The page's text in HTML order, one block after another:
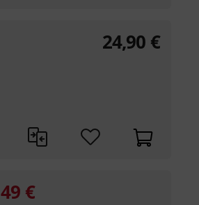
24,90 €
49 €